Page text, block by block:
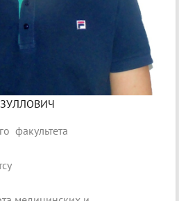
факультета